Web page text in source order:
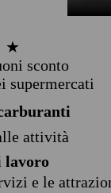
★
sconto
supermercati
attività
lavoro
e le